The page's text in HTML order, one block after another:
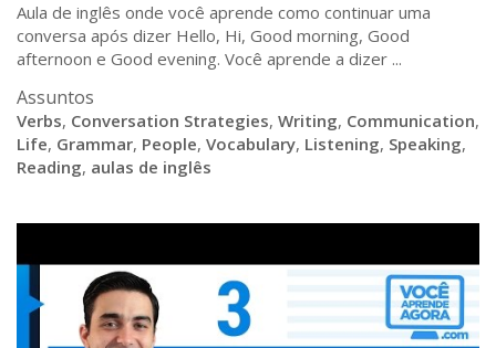
Aula de inglês onde você aprende como continuar uma
conversa após dizer Hello, Hi, Good morning, Good
afternoon e Good evening. Você aprende a dizer ...
Assuntos
Verbs, Conversation Strategies, Writing, Communication,
Life, Grammar, People, Vocabulary, Listening, Speaking,
Reading, aulas de inglês